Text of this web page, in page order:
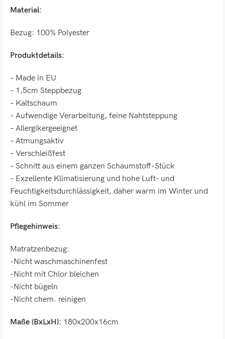
Material:
Bezug: 100% Polyester
Produktdetails:
– Made in EU
– 1,5cm Steppbezug
– Kaltschaum
– Aufwendige Verarbeitung, feine Nahtsteppung
– Allergikergeeignet
– Atmungsaktiv
– Verschleißfest
– Schnitt aus einem ganzen Schaumstoff-Stück
– Exzellente Klimatisierung und hohe Luft- und
Feuchtigkeitsdurchlässigkeit, daher warm im Winter und
kühl im Sommer
Pflegehinweis:
Matratzenbezug:
-Nicht waschmaschinenfest
-Nicht mit Chlor bleichen
-Nicht bügeln
-Nicht chem. reinigen
Maße (BxLxH): 180x200x16cm